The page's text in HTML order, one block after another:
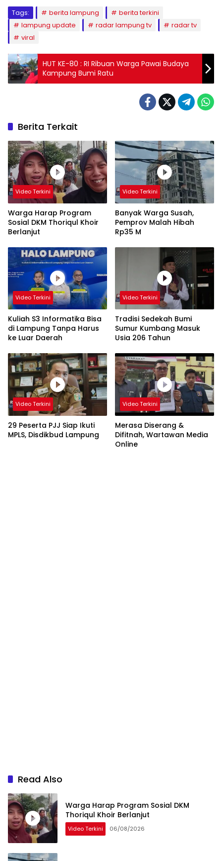
Tags: berita lampung
berita terkini
lampung update
radar lampung tv
radar tv
viral
HUT KE-80 : RI Ribuan Warga Pawai Budaya
Kampung Bumi Ratu
Berita Terkait
Video Terkini
Warga Harap Program
Sosial DKM Thoriqul Khoir
Berlanjut
Video Terkini
Banyak Warga Susah,
Pemprov Malah Hibah
Rp35 M
Video Terkini
Kuliah S3 Informatika Bisa
di Lampung Tanpa Harus
ke Luar Daerah
Video Terkini
Tradisi Sedekah Bumi
Sumur Kumbang Masuk
Usia 206 Tahun
Video Terkini
29 Peserta PJJ Siap Ikuti
MPLS, Disdikbud Lampung
Video Terkini
Merasa Diserang &
Difitnah, Wartawan Media
Online
Read Also
Warga Harap Program Sosial DKM
Thoriqul Khoir Berlanjut
Video Terkini 06/08/2026